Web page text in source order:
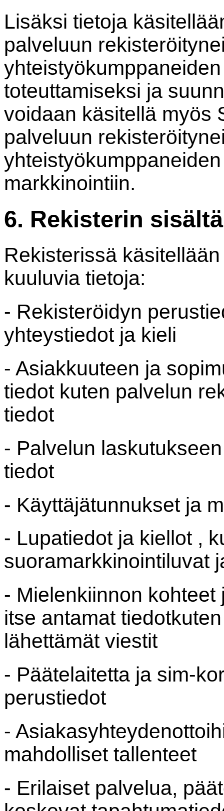
Lisäksi tietoja
palveluun
toteuttamiseksi ja
voidaan käsitellä myös
palveluun
markkinointiin.
6. Rekisterin
Rekisterissä
kuuluvia tietoja:
- Rekisteröidyn
yhteystiedot ja kieli
- Asiakkuuteen ja
tiedot kuten palvelun
tiedot
- Palvelun
tiedot
- Käyttäjätunnukset ja
- Lupatiedot ja kiellot ,
suoramarkkinointiluvat
- Mielenkiinnon
itse antamat
lähettämät viestit
- Päätelaitetta ja sim-
perustiedot
-
mahdolliset tallenteet
- Erilaiset palvelua,